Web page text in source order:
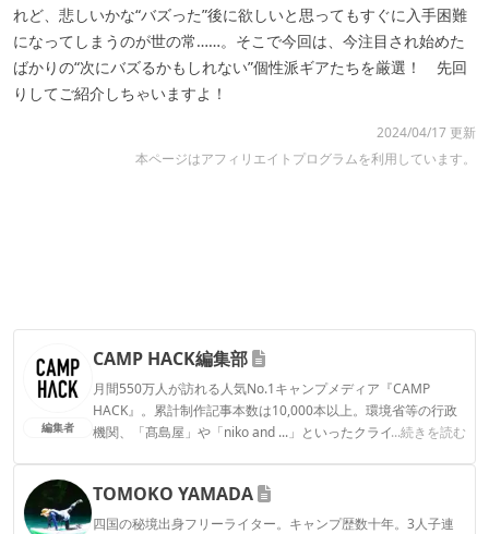
れど、悲しいかな“バズった”後に欲しいと思ってもすぐに入手困難
になってしまうのが世の常……。そこで今回は、今注目され始めた
ばかりの“次にバズるかもしれない”個性派ギアたちを厳選！ 先回
りしてご紹介しちゃいますよ！
2024/04/17 更新
本ページはアフィリエイトプログラムを利用しています。
編集者
CAMP HACK編集部
月間550万人が訪れる人気No.1キャンプメディア『CAMP
HACK』。累計制作記事本数は10,000本以上。環境省等の行政
機関、「髙島屋」や「niko and ...」といったクライアントとの
...続きを読む
CAMP HACK編集部のプロフィール
TOMOKO YAMADA
四国の秘境出身フリーライター。キャンプ歴数十年。3人子連